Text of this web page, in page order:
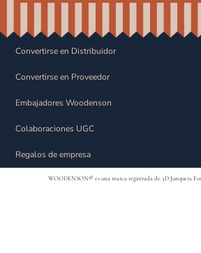
Convertirse en Distribuidor
Convertirse en Proveedor
Embajadores Woodenson
Colaboraciones UGC
Regalos de empresa
WOODENSON® es una marca registrada de 3D Junquera